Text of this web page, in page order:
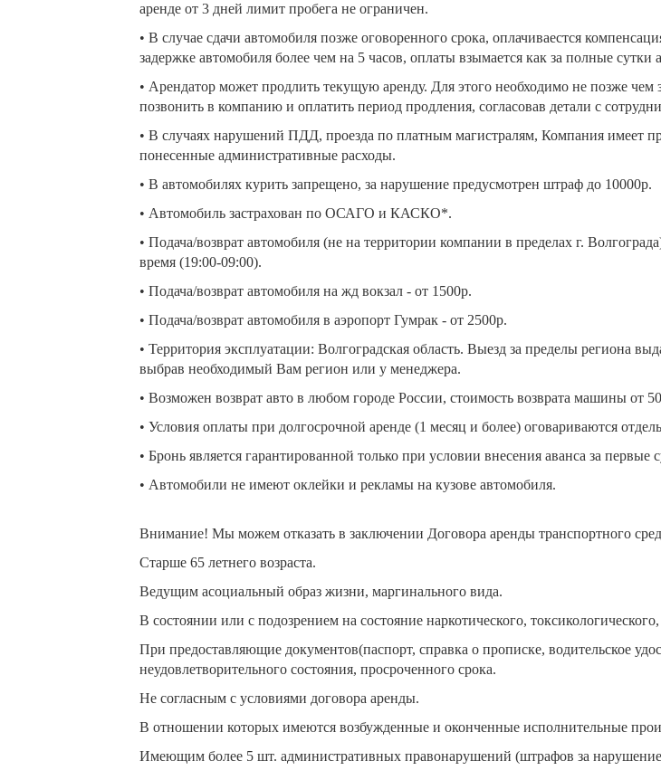
аренде от 3 дней лимит пробега не ограничен.
• В случае сдачи автомобиля позже оговоренного срока, оплачиваестся
задержке автомобиля более чем на 5 часов, оплаты взымается как за полные сутки
• Арендатор может продлить текущую аренду. Для этого необходимо не позже чем
позвонить в компанию и оплатить период продления, согласовав детали с
• В случаях нарушений ПДД, проезда по платным магистралям, Компания имеет
понесенные административные расходы.
• В автомобилях курить запрещено, за нарушение предусмотрен штраф до 10000р.
• Автомобиль застрахован по ОСАГО и КАСКО*.
• Подача/возврат автомобиля (не на территории компании в пределах г.
время (19:00-09:00).
• Подача/возврат автомобиля на жд вокзал - от 1500р.
• Подача/возврат автомобиля в аэропорт Гумрак - от 2500р.
• Территория эксплуатации: Волгоградская область. Выезд за пределы региона
выбрав необходимый Вам регион или у менеджера.
• Возможен возврат авто в любом городе России, стоимость возврата машины от
• Условия оплаты при долгосрочной аренде (1 месяц и более) оговариваются
• Бронь является гарантированной только при условии внесения аванса за первые
• Автомобили не имеют оклейки и рекламы на кузове автомобиля.
Внимание! Мы можем отказать в заключении Договора аренды транспортного
Старше 65 летнего возраста.
Ведущим асоциальный образ жизни, маргинального вида.
В состоянии или с подозрением на состояние наркотического,
При предоставляющие документов(паспорт, справка о прописке, водительское
неудовлетворительного состояния, просроченного срока.
Не согласным с условиями договора аренды.
В отношении которых имеются возбужденные и оконченные исполнительные
Имеющим более 5 шт. административных правонарушений (штрафов за